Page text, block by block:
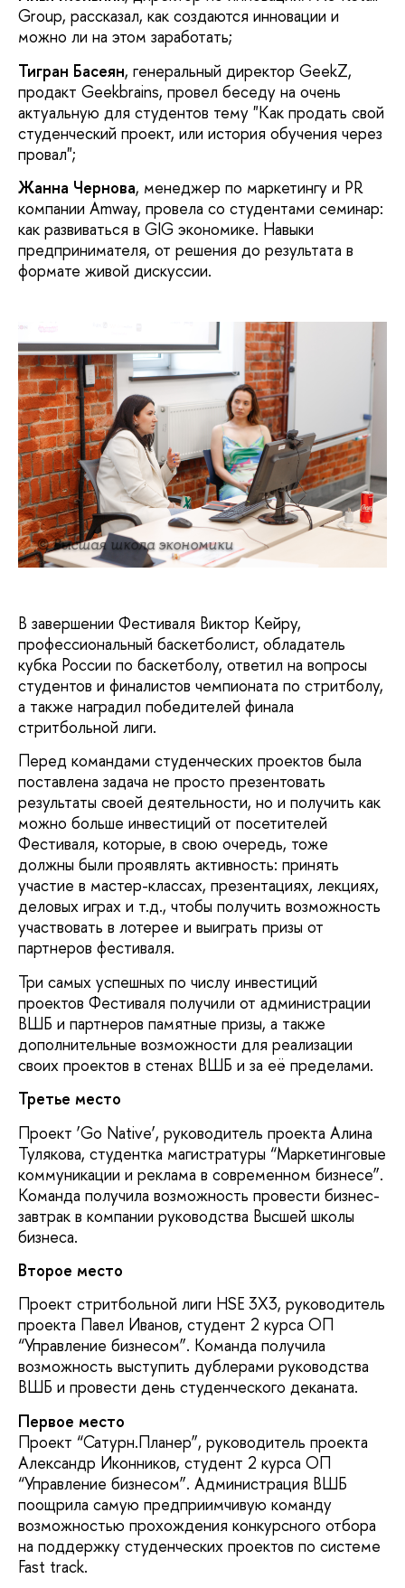
Group, рассказал, как создаются инновации и
можно ли на этом заработать;
Тигран Басеян, генеральный директор GeekZ,
продакт Geekbrains, провел беседу на очень
актуальную для студентов тему "Как продать свой
студенческий проект, или история обучения через
провал";
Жанна Чернова, менеджер по маркетингу и PR
компании Amway, провела со студентами семинар:
как развиваться в GIG экономике. Навыки
предпринимателя, от решения до результата в
формате живой дискуссии.
© Высшая школа экономики
В завершении Фестиваля Виктор Кейру,
профессиональный баскетболист, обладатель
кубка России по баскетболу, ответил на вопросы
студентов и финалистов чемпионата по стритболу,
а также наградил победителей финала
стритбольной лиги.
Перед командами студенческих проектов была
поставлена задача не просто презентовать
результаты своей деятельности, но и получить как
можно больше инвестиций от посетителей
Фестиваля, которые, в свою очередь, тоже
должны были проявлять активность: принять
участие в мастер-классах, презентациях, лекциях,
деловых играх и т.д., чтобы получить возможность
участвовать в лотерее и выиграть призы от
партнеров фестиваля.
Три самых успешных по числу инвестиций
проектов Фестиваля получили от администрации
ВШБ и партнеров памятные призы, а также
дополнительные возможности для реализации
своих проектов в стенах ВШБ и за её пределами.
Третье место
Проект ‘Go Native’, руководитель проекта Алина
Тулякова, студентка магистратуры “Маркетинговые
коммуникации и реклама в современном бизнесе”.
Команда получила возможность провести бизнес-
завтрак в компании руководства Высшей школы
бизнеса.
Второе место
Проект стритбольной лиги HSE 3X3, руководитель
проекта Павел Иванов, студент 2 курса ОП
“Управление бизнесом”. Команда получила
возможность выступить дублерами руководства
ВШБ и провести день студенческого деканата.
Первое место
Проект “Сатурн.Планер”, руководитель проекта
Александр Иконников, студент 2 курса ОП
“Управление бизнесом”. Администрация ВШБ
поощрила самую предприимчивую команду
возможностью прохождения конкурсного отбора
на поддержку студенческих проектов по системе
Fast track.